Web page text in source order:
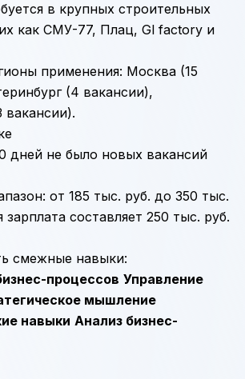
в крупных строительных
как СМУ-77, Плац, Gl factory и
применения: Москва (15
(4 вакансии),
вакансии).
дней не было новых вакансий
от 185 тыс. руб. до 350 тыс.
составляет 250 тыс. руб.
смежные навыки:
процессов Управление
мышление
навыки Анализ бизнес-